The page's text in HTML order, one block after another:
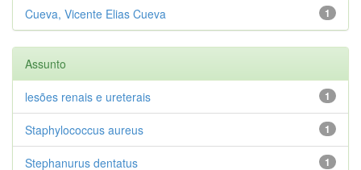
1
Cueva, Vicente Elias Cueva
Assunto
1
lesões renais e ureterais
1
Staphylococcus aureus
1
Stephanurus dentatus